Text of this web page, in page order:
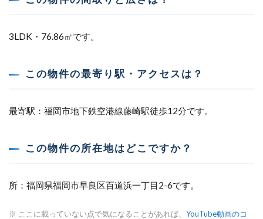
3LDK・76.86㎡です。
この物件の最寄り駅・アクセスは？
最寄駅：福岡市地下鉄空港線藤崎駅徒歩12分です。
この物件の所在地はどこですか？
所：福岡県福岡市早良区百道浜一丁目2-6です。
※ ここに載っていない点で気になることがあれば、 YouTube動画のコ